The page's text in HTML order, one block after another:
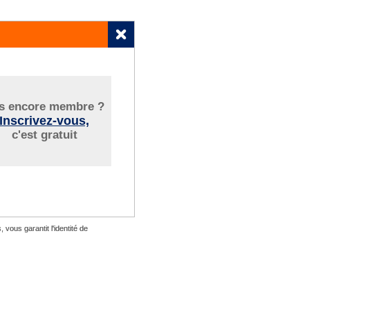
encore membre ?
Inscrivez-vous,
c'est gratuit
vous garantit l'identité de